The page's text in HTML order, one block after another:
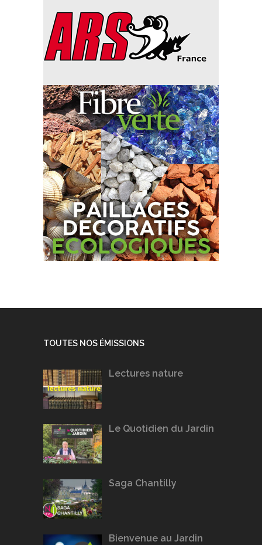
TOUTES NOS ÉMISSIONS
Lectures nature
Le Quotidien du Jardin
Saga Chantilly
Bienvenue au Jardin